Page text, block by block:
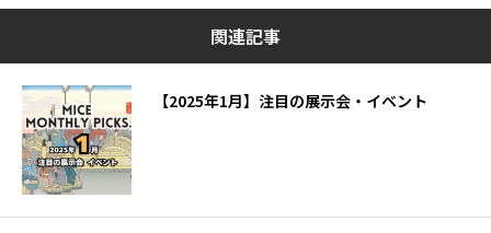
関連記事
【2025年1月】注目の展示会・イベント